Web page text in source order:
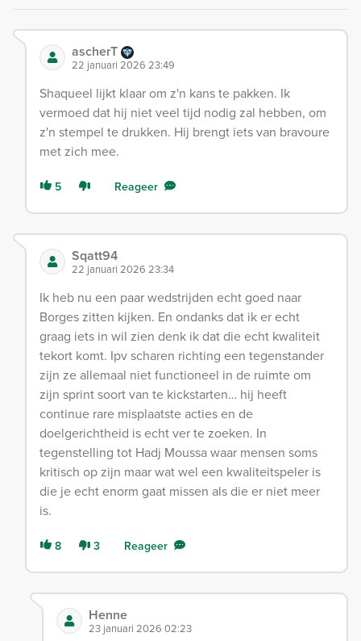
ascherT
22 januari 2026 23:49
Shaqueel lijkt klaar om z'n kans te pakken. Ik
vermoed dat hij niet veel tijd nodig zal hebben, om
z'n stempel te drukken. Hij brengt iets van bravoure
met zich mee.
5 Reageer
Sqatt94
22 januari 2026 23:34
Ik heb nu een paar wedstrijden echt goed naar
Borges zitten kijken. En ondanks dat ik er echt
graag iets in wil zien denk ik dat die echt kwaliteit
tekort komt. Ipv scharen richting een tegenstander
zijn ze allemaal niet functioneel in de ruimte om
zijn sprint soort van te kickstarten… hij heeft
continue rare misplaatste acties en de
doelgerichtheid is echt ver te zoeken. In
tegenstelling tot Hadj Moussa waar mensen soms
kritisch op zijn maar wat wel een kwaliteitspeler is
die je echt enorm gaat missen als die er niet meer
is.
8 3 Reageer
Henne
23 januari 2026 02:23